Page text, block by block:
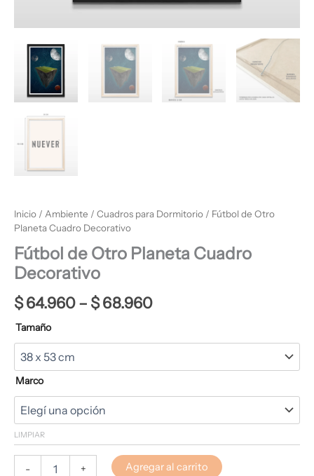
Inicio / Ambiente / Cuadros para Dormitorio / Fútbol de Otro
Planeta Cuadro Decorativo
Fútbol de Otro Planeta Cuadro
Decorativo
$64.960– $68.960
Tamaño
Marco
LIMPIAR
- + Agregar al carrito